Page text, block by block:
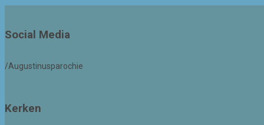
Social Media
/Augustinusparochie
Kerken